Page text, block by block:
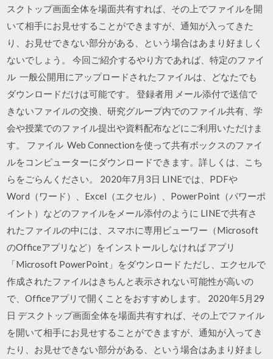
スクトップ画面全体を場面共有すれば、その上でファイルを開
いて相手にお見せすることができますが、通知が入ってきた
り、お見せできない部分がある、という場合はあまり好ましく
ないでしょう。 今回ご紹介するやり方であれば、特定のファイ
ル 一般公開用にアップロードされたファイルは、どなたでも
ダウンロードだけは可能です。 登録者用 メール添付で送信で
きないファイルの交換、研究グループ内でのファイル共有、学
会や授業でのファイル提出や資料配布などにご利用いただけま
す。 ファイル Web Connectionを使って共有ボックスのファイ
ルをコンピューターにダウンロードできます。詳しくは、こち
らをごらんください。 2020年7月3日 LINEでは、PDFや
Word（ワード）、Excel（エクセル）、PowerPoint（パワーポ
イント）などのファイルをメール添付のように LINEで共有さ
れたファイルの中には、スマホに専用ビューワー（Microsoft
のOfficeアプリなど）をインストールしなければ アプリ
「Microsoft PowerPoint」をダウンロード ただし、エクセルで
作成されたファイルはきちんと表示されない可能性が高いの
で、Officeアプリで開くことをおすすめします。 2020年5月29
日 デスクトップ画面全体を場面共有すれば、その上でファイル
を開いて相手にお見せすることができますが、通知が入ってき
たり、お見せできない部分がある、という場合はあまり好まし